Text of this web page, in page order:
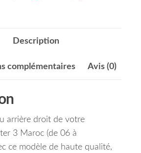
Description
complémentaires Avis (0)
arrière droit de votre
3 Maroc (de 06 à
ce modèle de haute qualité,